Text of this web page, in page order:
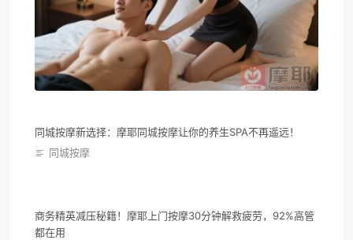
同城按摩新选择：摩耶同城按摩让你的养生SPA不再遥远！
同城按摩
商务精英减压秘籍！摩耶上门按摩30分钟解救疲劳，92%高管
都在用